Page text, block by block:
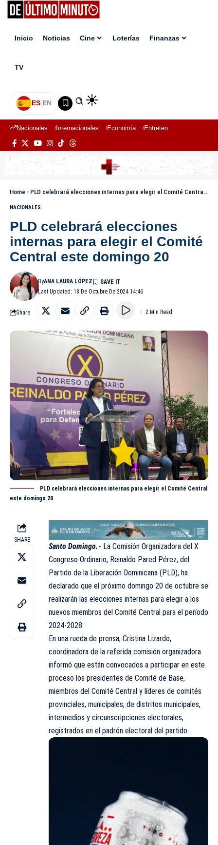
Inicio Noticias Cine Loterías Finanzas
TV
ES|EN
Nacionales Internacionales Economía Entretenimiento
Home - PLD celebrará elecciones internas para elegir el Comité Central este domingo 20
NACIONALES
PLD celebrará elecciones
internas para elegir el Comité
Central este domingo 20
Last Updated: 18 De Octubre De 2024 14:46
ByANA LAURA LÓPEZ
Share 2 Min Read
PLD celebrará elecciones internas para elegir el Comité Central
este domingo 20
SHARE
Santo Domingo.- La Comisión Organizadora del X
Congreso Ordinario, Reinaldo Pared Pérez, del
Partido de la Liberación Dominicana (PLD), ha
declarado que el próximo domingo 20 de octubre se
realizarán las elecciones internas para elegir a los
nuevos miembros del Comité Central para el período
2024-2028.
En una rueda de prensa, Cristina Lizardo,
coordinadora de la referida comisión organizadora
informó que están convocados a participar en este
proceso los presidentes de Comité de Base,
miembros del Comité Central y líderes de comités
provinciales, municipales, de distritos municipales,
intermedios y circunscripciones electorales,
registrados en el padrón electoral del partido.